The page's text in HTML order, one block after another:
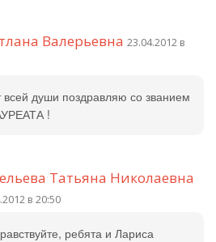
Валерьевна 23.04.2012 в
всей души поздравляю со званием
!
Татьяна Николаевна
в 20:50
ребята и Лариса